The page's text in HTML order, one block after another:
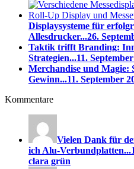
Displaysysteme für
Allesdrucker...26.
Taktik trifft Branding:
Strategien...11.
Merchandise und Magie:
Gewinn...11. September
Kommentare
Vielen Dank für
ich Alu-Verbundplatten...
clara grün